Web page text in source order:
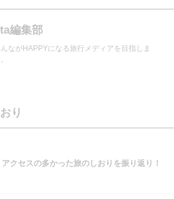
編集部
ながHAPPYになる旅行メディアを目指しま
り
クセスの多かった旅のしおりを振り返り！